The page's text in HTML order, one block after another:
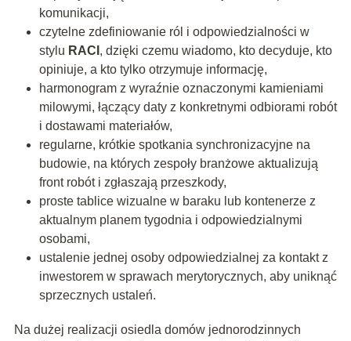
komunikacji,
czytelne zdefiniowanie ról i odpowiedzialności w
stylu RACI , dzięki czemu wiadomo, kto decyduje, kto
opiniuje, a kto tylko otrzymuje informację,
harmonogram z wyraźnie oznaczonymi kamieniami
milowymi, łączący daty z konkretnymi odbiorami robót
i dostawami materiałów,
regularne, krótkie spotkania synchronizacyjne na
budowie, na których zespoły branżowe aktualizują
front robót i zgłaszają przeszkody,
proste tablice wizualne w baraku lub kontenerze z
aktualnym planem tygodnia i odpowiedzialnymi
osobami,
ustalenie jednej osoby odpowiedzialnej za kontakt z
inwestorem w sprawach merytorycznych, aby uniknąć
sprzecznych ustaleń.
Na dużej realizacji osiedla domów jednorodzinnych